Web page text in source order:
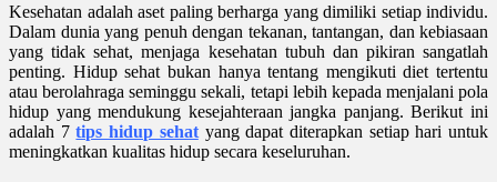
Kesehatan adalah aset paling berharga yang dimiliki setiap individu.
Dalam dunia yang penuh dengan tekanan, tantangan, dan kebiasaan
yang tidak sehat, menjaga kesehatan tubuh dan pikiran sangatlah
penting. Hidup sehat bukan hanya tentang mengikuti diet tertentu
atau berolahraga seminggu sekali, tetapi lebih kepada menjalani pola
hidup yang mendukung kesejahteraan jangka panjang. Berikut ini
adalah 7tips hidup sehatyang dapat diterapkan setiap hari untuk
meningkatkan kualitas hidup secara keseluruhan.